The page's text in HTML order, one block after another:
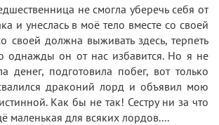
не смогла уберечь себя от
и унеслась в моё тело вместе со своей
своей должна выживать здесь, терпеть
однажды он от нас избавится. Но я не
денег, подготовила побег, вот только
драконий лорд и объявил мою
Как бы не так! Сестру ни за что
маленькая для всяких лордов....